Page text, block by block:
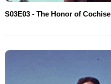
S03E03 - The Honor of Cochise